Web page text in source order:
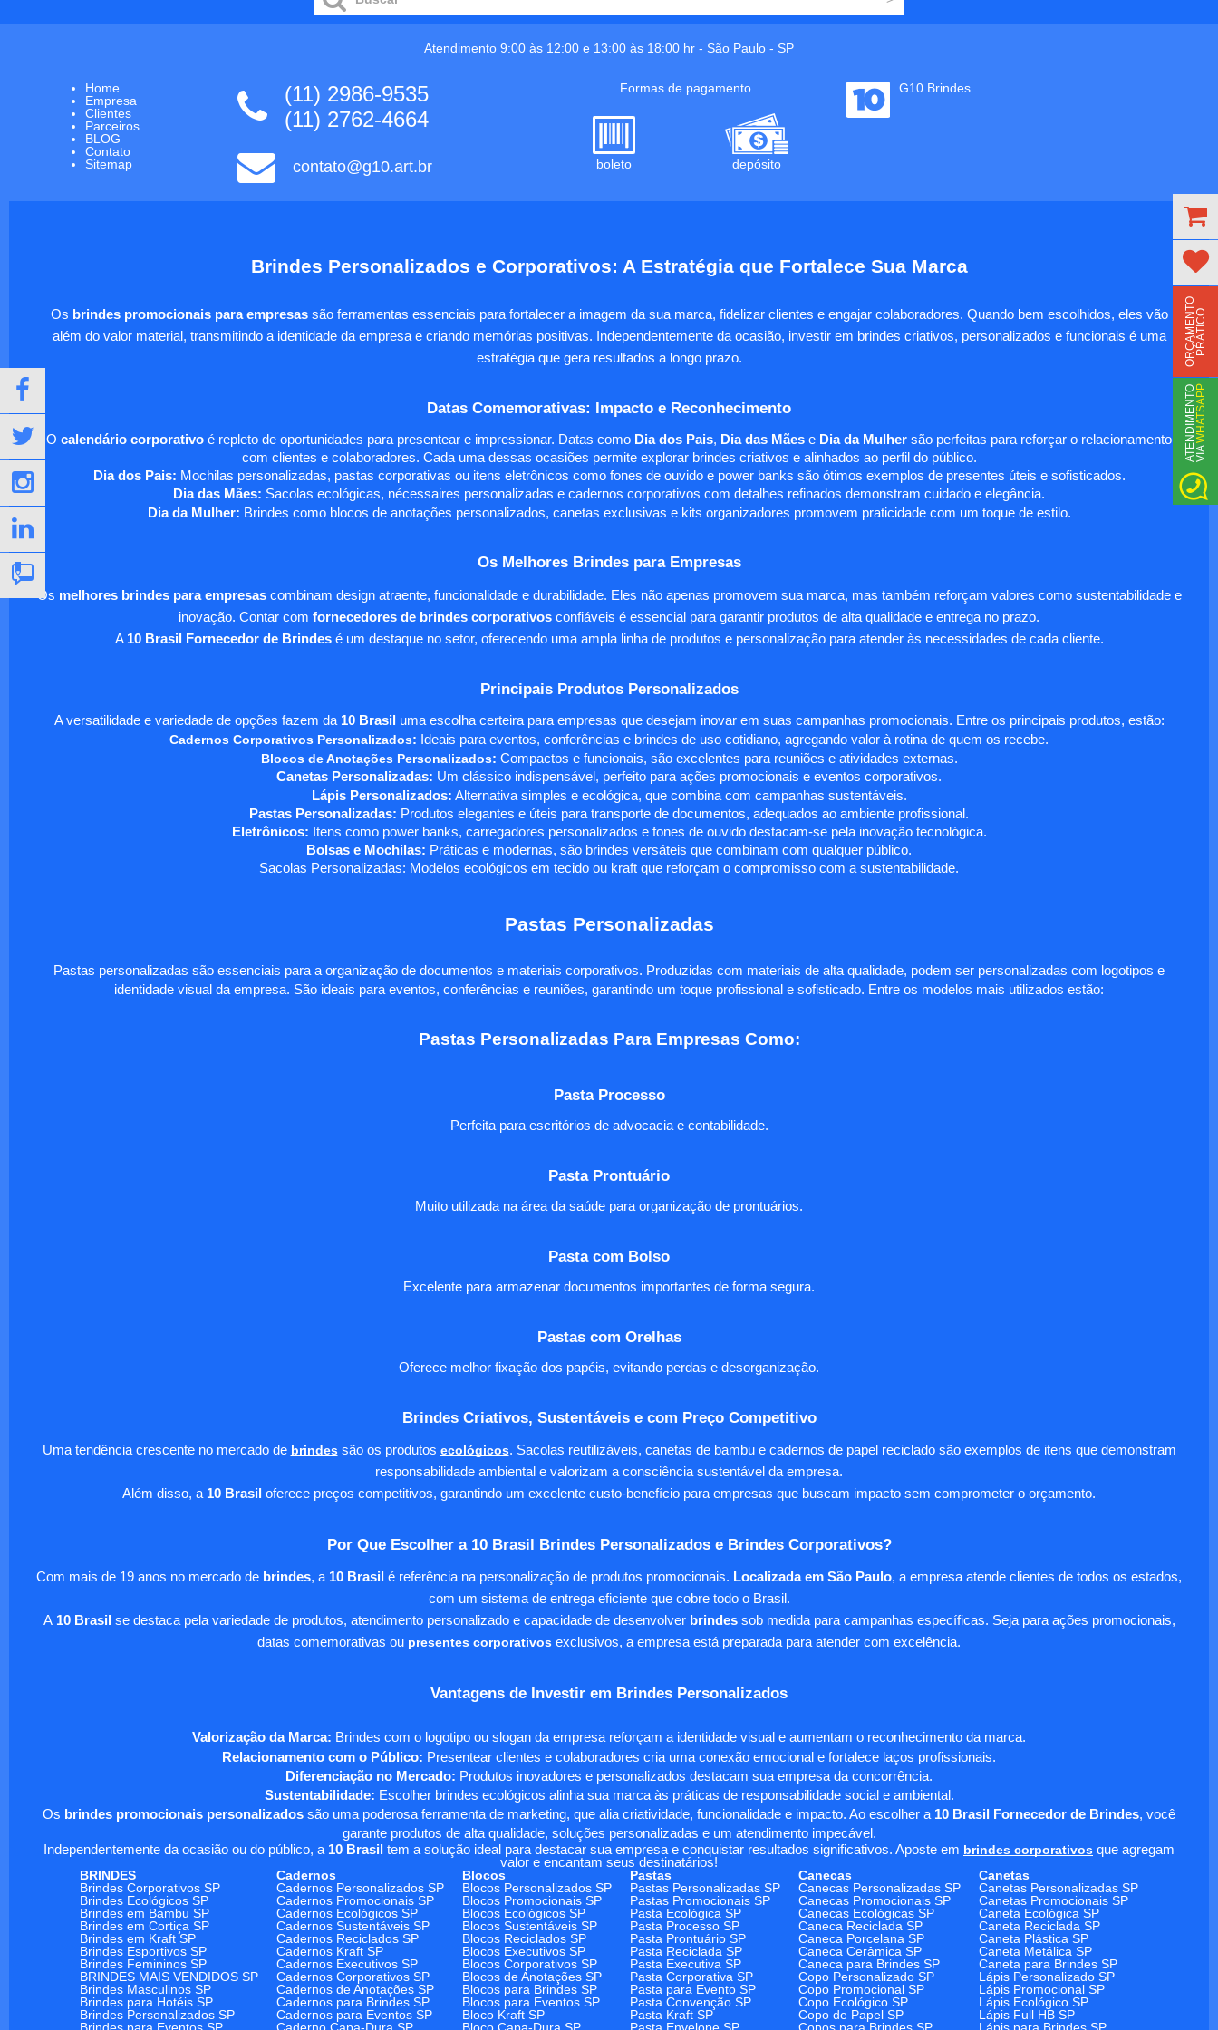
Atendimento 9:00 às 12:00 e 13:00 às 18:00 hr - São Paulo - SP
Home
Empresa
Clientes
Parceiros
BLOG
Contato
Sitemap
(11) 2986-9535
(11) 2762-4664
contato@g10.art.br
Formas de pagamento
boleto depósito
G10 Brindes
Brindes Personalizados e Corporativos: A Estratégia que Fortalece Sua Marca
Os brindes promocionais para empresassão ferramentas essenciais para fortalecer a imagem da sua marca, fidelizar clientes e engajar colaboradores. Quando bem escolhidos, eles vão
além do valor material, transmitindo a identidade da empresa e criando memórias positivas. Independentemente da ocasião, investir em brindes criativos, personalizados e funcionais é uma
estratégia que gera resultados a longo prazo.
Datas Comemorativas: Impacto e Reconhecimento
O calendário corporativo é repleto de oportunidades para presentear e impressionar. Datas como Dia dos Pais, Dia das Mães e Dia da Mulher são perfeitas para reforçar o relacionamento
com clientes e colaboradores. Cada uma dessas ocasiões permite explorar brindes criativos e alinhados ao perfil do público.
Dia dos Pais: Mochilas personalizadas, pastas corporativas ou itens eletrônicos como fones de ouvido e power banks são ótimos exemplos de presentes úteis e sofisticados.
Dia das Mães: Sacolas ecológicas, nécessaires personalizadas e cadernos corporativos com detalhes refinados demonstram cuidado e elegância.
Dia da Mulher: Brindes como blocos de anotações personalizados, canetas exclusivas e kits organizadores promovem praticidade com um toque de estilo.
Os Melhores Brindes para Empresas
Os melhores brindes para empresascombinam design atraente, funcionalidade e durabilidade. Eles não apenas promovem sua marca, mas também reforçam valores como sustentabilidade e
inovação. Contar com fornecedores de brindes corporativos confiáveis é essencial para garantir produtos de alta qualidade e entrega no prazo.
A 10 Brasil Fornecedor de Brindesé um destaque no setor, oferecendo uma ampla linha de produtos e personalização para atender às necessidades de cada cliente.
Principais Produtos Personalizados
A versatilidade e variedade de opções fazem da 10 Brasil uma escolha certeira para empresas que desejam inovar em suas campanhas promocionais. Entre os principais produtos, estão:
Cadernos Corporativos Personalizados: Ideais para eventos, conferências e brindes de uso cotidiano, agregando valor à rotina de quem os recebe.
Blocos de Anotações Personalizados: Compactos e funcionais, são excelentes para reuniões e atividades externas.
Canetas Personalizadas: Um clássico indispensável, perfeito para ações promocionais e eventos corporativos.
Lápis Personalizados: Alternativa simples e ecológica, que combina com campanhas sustentáveis.
Pastas Personalizadas: Produtos elegantes e úteis para transporte de documentos, adequados ao ambiente profissional.
Eletrônicos: Itens como power banks, carregadores personalizados e fones de ouvido destacam-se pela inovação tecnológica.
Bolsas e Mochilas: Práticas e modernas, são brindes versáteis que combinam com qualquer público.
Sacolas Personalizadas: Modelos ecológicos em tecido ou kraft que reforçam o compromisso com a sustentabilidade.
Pastas Personalizadas
Pastas personalizadas são essenciais para a organização de documentos e materiais corporativos. Produzidas com materiais de alta qualidade, podem ser personalizadas com logotipos e
identidade visual da empresa. São ideais para eventos, conferências e reuniões, garantindo um toque profissional e sofisticado. Entre os modelos mais utilizados estão:
Pastas Personalizadas Para Empresas Como:
Pasta Processo
Perfeita para escritórios de advocacia e contabilidade.
Pasta Prontuário
Muito utilizada na área da saúde para organização de prontuários.
Pasta com Bolso
Excelente para armazenar documentos importantes de forma segura.
Pastas com Orelhas
Oferece melhor fixação dos papéis, evitando perdas e desorganização.
Brindes Criativos, Sustentáveis e com Preço Competitivo
Uma tendência crescente no mercado de brindessão os produtos ecológicos. Sacolas reutilizáveis, canetas de bambu e cadernos de papel reciclado são exemplos de itens que demonstram
responsabilidade ambiental e valorizam a consciência sustentável da empresa.
Além disso, a 10 Brasil oferece preços competitivos, garantindo um excelente custo-benefício para empresas que buscam impacto sem comprometer o orçamento.
Por Que Escolher a 10 Brasil Brindes Personalizados e Brindes Corporativos?
Com mais de 19 anos no mercado de brindes, a 10 Brasil é referência na personalização de produtos promocionais. Localizada em São Paulo, a empresa atende clientes de todos os estados,
com um sistema de entrega eficiente que cobre todo o Brasil.
A10 Brasil se destaca pela variedade de produtos, atendimento personalizado e capacidade de desenvolver brindessob medida para campanhas específicas. Seja para ações promocionais,
datas comemorativas ou presentes corporativos exclusivos, a empresa está preparada para atender com excelência.
Vantagens de Investir em Brindes Personalizados
Valorização da Marca: Brindes com o logotipo ou slogan da empresa reforçam a identidade visual e aumentam o reconhecimento da marca.
Relacionamento com o Público: Presentear clientes e colaboradores cria uma conexão emocional e fortalece laços profissionais.
Diferenciação no Mercado: Produtos inovadores e personalizados destacam sua empresa da concorrência.
Sustentabilidade: Escolher brindes ecológicos alinha sua marca às práticas de responsabilidade social e ambiental.
Os brindes promocionais personalizados são uma poderosa ferramenta de marketing, que alia criatividade, funcionalidade e impacto. Ao escolher a 10 Brasil Fornecedor de Brindes, você
garante produtos de alta qualidade, soluções personalizadas e um atendimento impecável.
Independentemente da ocasião ou do público, a 10 Brasil tem a solução ideal para destacar sua empresa e conquistar resultados significativos. Aposte em brindes corporativos que agregam
valor e encantam seus destinatários!
BRINDES
Cadernos Blocos Pastas Canecas
Canetas
Brindes Corporativos SP
Cadernos Personalizados SP Blocos Personalizados SP Pastas Personalizadas SP Canecas Personalizadas SP
Canetas Personalizadas SP
Brindes Ecológicos SP
Cadernos Promocionais SP Blocos Promocionais SP Pastas Promocionais SP Canecas Promocionais SP
Canetas Promocionais SP
Brindes em Bambu SP
Cadernos Ecológicos SP Blocos Ecológicos SP Pasta Ecológica SP Canecas Ecológicas SP
Caneta Ecológica SP
Brindes em Cortiça SP
Cadernos Sustentáveis SP Blocos Sustentáveis SP Pasta Processo SP Caneca Reciclada SP
Caneta Reciclada SP
Brindes em Kraft SP
Cadernos Reciclados SP Blocos Reciclados SP Pasta Prontuário SP Caneca Porcelana SP
Caneta Plástica SP
Brindes Esportivos SP
Cadernos Kraft SP Blocos Executivos SP Pasta Reciclada SP Caneca Cerâmica SP
Caneta Metálica SP
Brindes Femininos SP
Cadernos Executivos SP Blocos Corporativos SP Pasta Executiva SP Caneca para Brindes SP
Caneta para Brindes SP
BRINDES MAIS VENDIDOS SP
Cadernos Corporativos SP Blocos de Anotações SP Pasta Corporativa SP Copo Personalizado SP
Lápis Personalizado SP
Brindes Masculinos SP
Cadernos de Anotações SP Blocos para Brindes SP Pasta para Evento SP Copo Promocional SP
Lápis Promocional SP
Brindes para Hotéis SP
Cadernos para Brindes SP Blocos para Eventos SP Pasta Convenção SP Copo Ecológico SP
Lápis Ecológico SP
Brindes Personalizados SP
Cadernos para Eventos SP Bloco Kraft SP Pasta Kraft SP Copo de Papel SP
Lápis Full HB SP
O
R
Ç
A
M
E
N
T
O
P
R
Á
T
I
CO
A
TE
N
D
I
M
E
N
T
O
V
I
AWHATSAPP